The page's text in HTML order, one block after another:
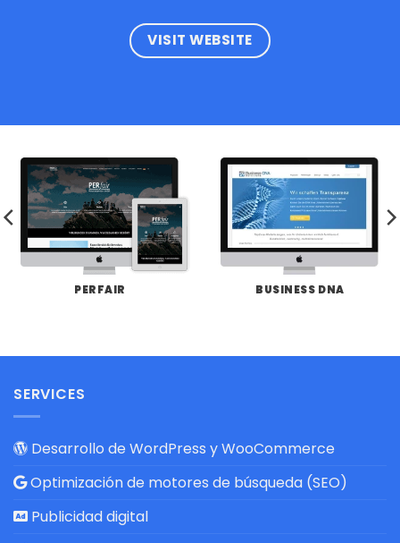
VISIT WEBSITE
PERFAIR BUSINESS DNA
SERVICES
Desarrollo de WordPress y WooCommerce
Optimización de motores de búsqueda (SEO)
Publicidad digital